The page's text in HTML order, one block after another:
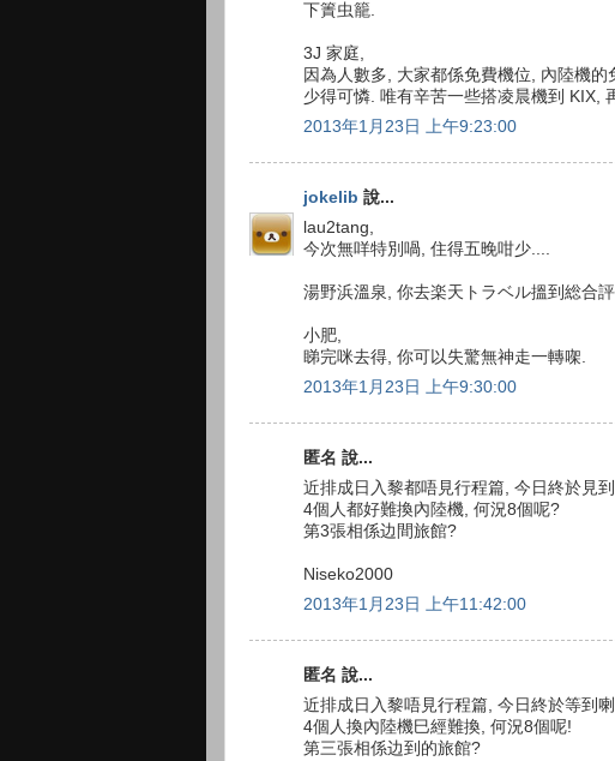
下簀虫籠.
3J 家庭,
因為人數多, 大家都係免費機位, 內陸機
少得可憐. 唯有辛苦一些搭凌晨機到 KIX,
2013年1月23日 上午9:23:00
jokelib 說...
lau2tang,
今次無咩特別喎, 住得五晚咁少....
湯野浜溫泉, 你去楽天トラベル搵到総合
小肥,
睇完咪去得, 你可以失驚無神走一轉㗎.
2013年1月23日 上午9:30:00
匿名 說...
近排成日入黎都唔見行程篇, 今日終於見到
4個人都好難換內陸機, 何況8個呢?
第3張相係边間旅館?
Niseko2000
2013年1月23日 上午11:42:00
匿名 說...
近排成日入黎唔見行程篇, 今日終於等到
4個人換內陸機巳經難換, 何況8個呢!
第三張相係边到的旅館?